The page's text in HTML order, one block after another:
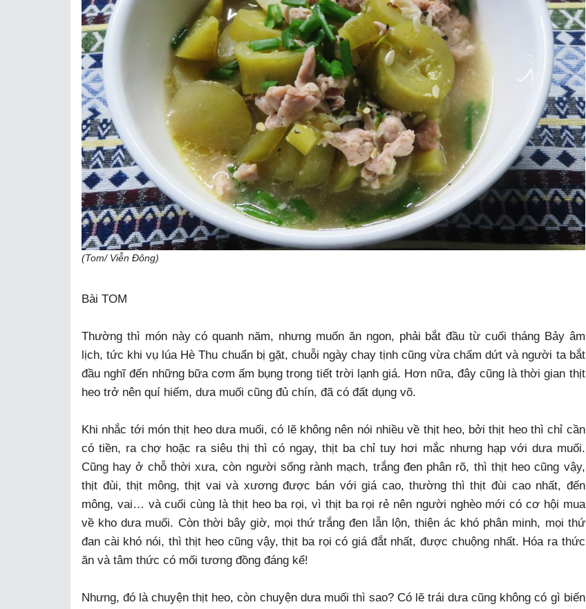
(Tom/ Viễn Đông)
Bài TOM
Thường thì món này có quanh năm, nhưng muốn ăn ngon, phải bắt đầu từ cuối tháng Bảy âm
lịch, tức khi vụ lúa Hè Thu chuẩn bị gặt, chuỗi ngày chay tịnh cũng vừa chấm dứt và người ta bắt
đầu nghĩ đến những bữa cơm ấm bụng trong tiết trời lạnh giá. Hơn nữa, đây cũng là thời gian thịt
heo trở nên quí hiếm, dưa muối cũng đủ chín, đã có đất dụng võ.
Khi nhắc tới món thịt heo dưa muối, có lẽ không nên nói nhiều về thịt heo, bởi thịt heo thì chỉ cần
có tiền, ra chợ hoặc ra siêu thị thì có ngay, thịt ba chỉ tuy hơi mắc nhưng hạp với dưa muối.
Cũng hay ở chỗ thời xưa, còn người sống rành mạch, trắng đen phân rõ, thì thịt heo cũng vậy,
thịt đùi, thịt mông, thịt vai và xương được bán với giá cao, thường thì thịt đùi cao nhất, đến
mông, vai… và cuối cùng là thịt heo ba rọi, vì thịt ba rọi rẻ nên người nghèo mới có cơ hội mua
về kho dưa muối. Còn thời bây giờ, mọi thứ trắng đen lẫn lộn, thiện ác khó phân minh, mọi thứ
đan cài khó nói, thì thịt heo cũng vậy, thịt ba rọi có giá đắt nhất, được chuộng nhất. Hóa ra thức
ăn và tâm thức có mối tương đồng đáng kể!
Nhưng, đó là chuyện thịt heo, còn chuyện dưa muối thì sao? Có lẽ trái dưa cũng không có gì biến